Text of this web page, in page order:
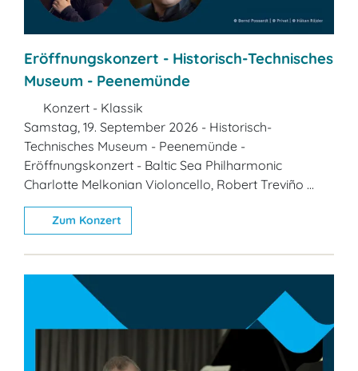
Eröffnungskonzert - Historisch-Technisches
Museum - Peenemünde
Konzert - Klassik
Samstag, 19. September 2026 - Historisch-
Technisches Museum - Peenemünde -
Eröffnungskonzert - Baltic Sea Philharmonic
Charlotte Melkonian Violoncello, Robert Treviño ...
Zum Konzert